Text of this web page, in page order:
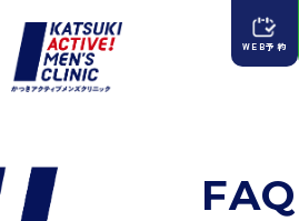
WEB予約
FAQ